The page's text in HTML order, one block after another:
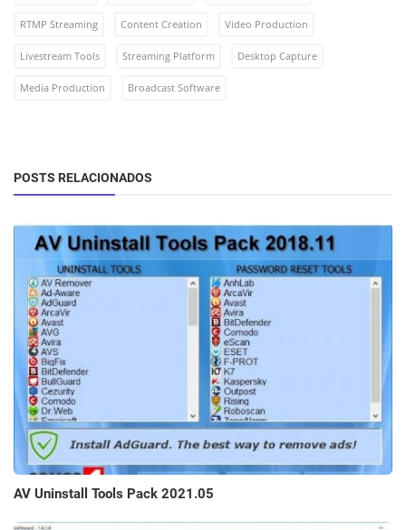
RTMP Streaming Content Creation Video Production
Livestream Tools Streaming Platform Desktop Capture
Media Production Broadcast Software
POSTS RELACIONADOS
AV Uninstall Tools Pack 2021.05